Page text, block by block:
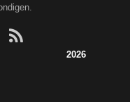
2026